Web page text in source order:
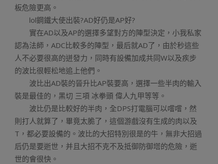
板危險更高。
lol鋼鐵大使出裝?AD好仍是AP好?
實在AD以及AP的選擇多望對方的陣型決定，小我私家
認為法師，ADC比較多的陣型，最后就AD了，由於秒這些
人不必要很高的迸發力，同時有設備加成共同W以及疾步
的波比很輕松地追上他們。
波比出AD裝的晉升比AP裝要高，選擇一些半肉的輸入
裝是最佳的，黑切 三項 冰拳頭 偉人九甲等等。
波比仍是比較好的半肉，全DPS打電腦可以嚐嚐，然
則打人就算了，畢竟太脆了，這個游戲沒有生成的肉以及
T，都必要設備的。波比的大招特別很是的牛，無非大招過
后仍是要逝世，并且大招不克不及抵御防御塔的危險，逝
世的會很快。